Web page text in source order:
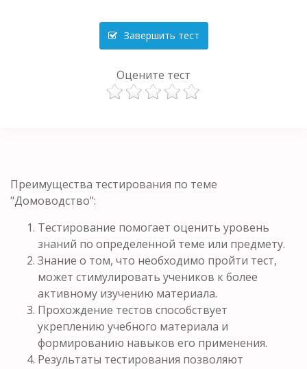
Завершить тест
Оцените тест
Преимущества тестирования по теме
"Домоводство":
Тестирование помогает оценить уровень
знаний по определенной теме или предмету.
Знание о том, что необходимо пройти тест,
может стимулировать учеников к более
активному изучению материала.
Прохождение тестов способствует
укреплению учебного материала и
формированию навыков его применения.
Результаты тестирования позволяют